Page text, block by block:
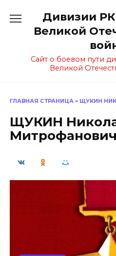
содержанию
Дивизии
Великой
Сайт о боевом пути
Великой
ГЛАВНАЯ СТРАНИЦА » ЩУКИН
ЩУКИН
Митрофанович